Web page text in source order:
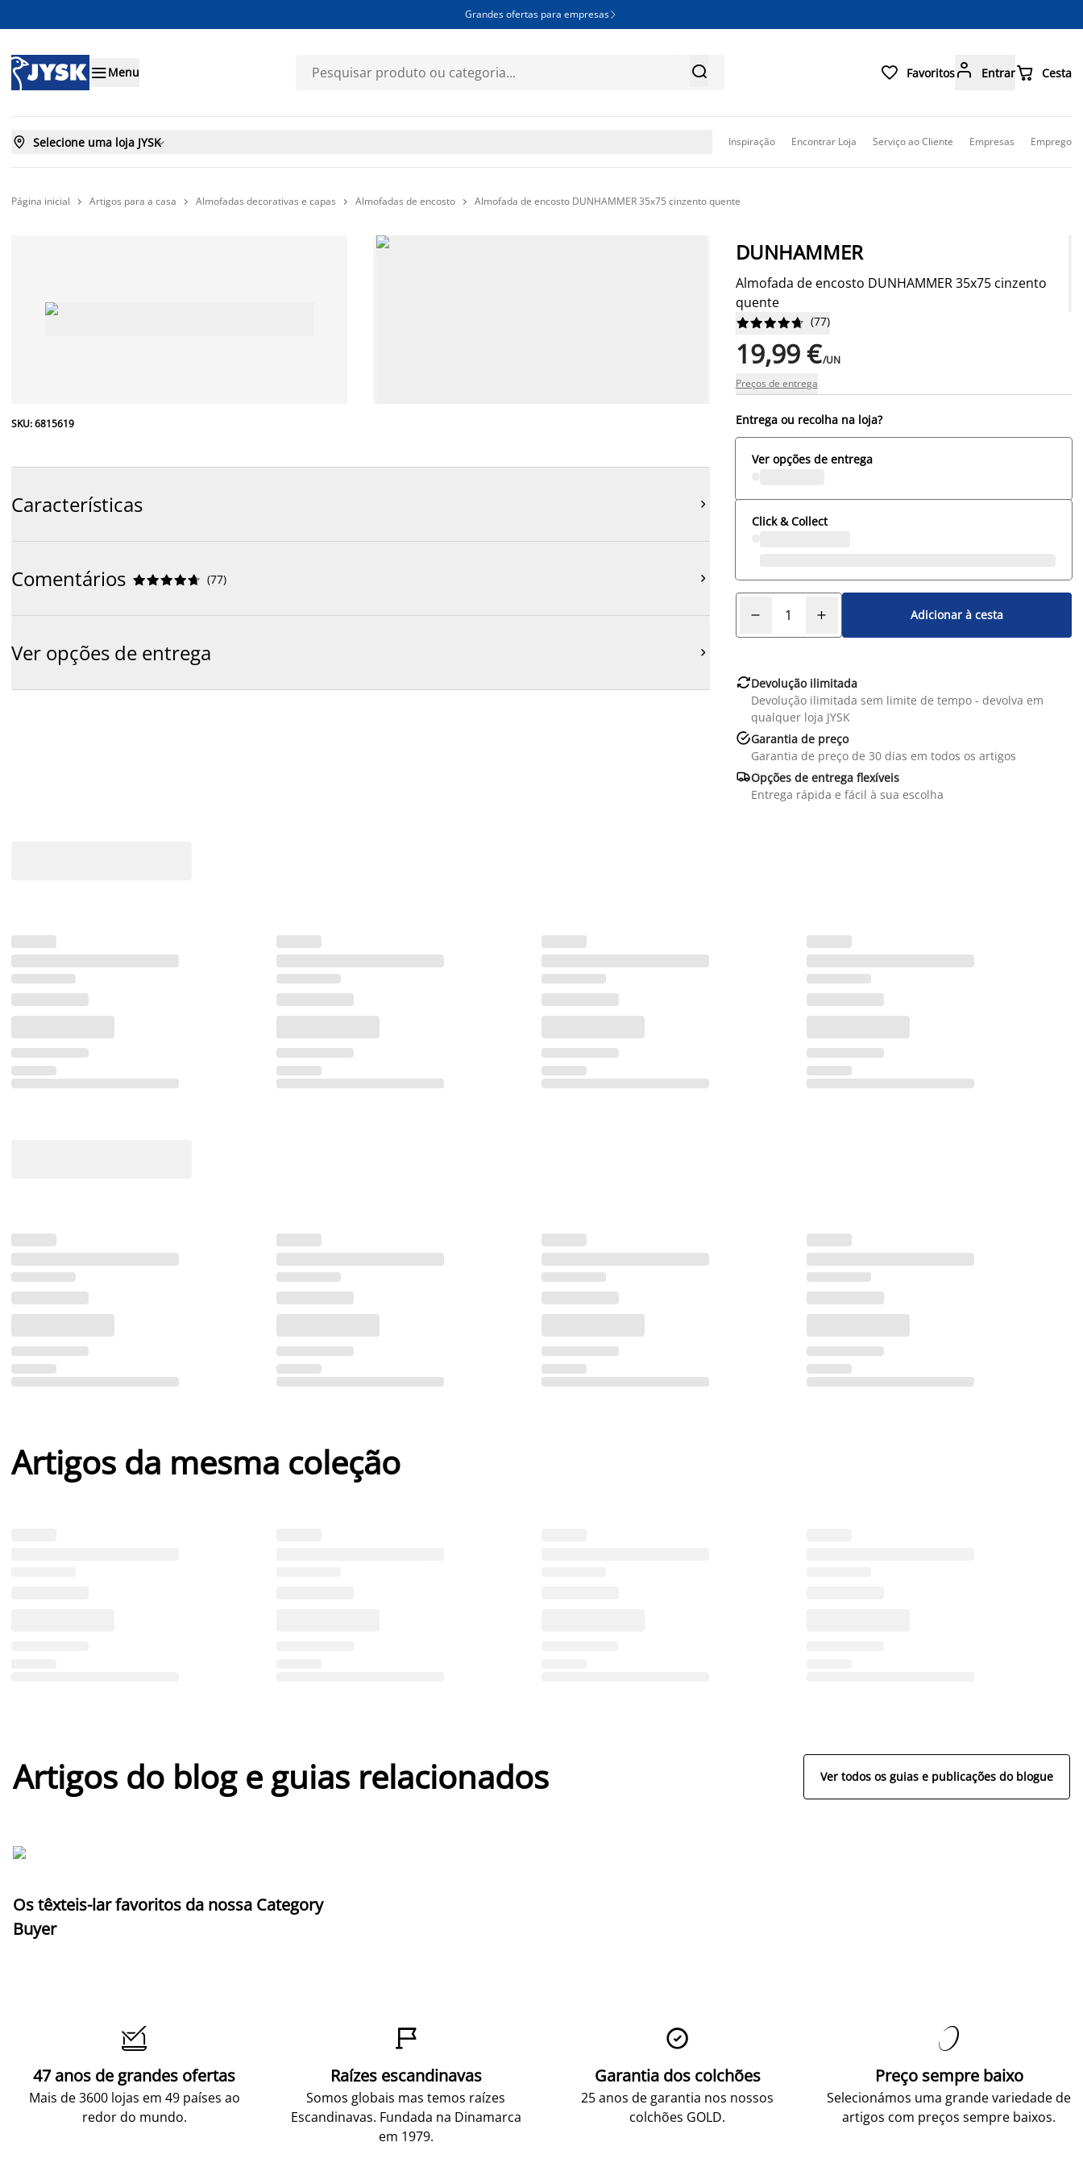
Grandes ofertas para empresas 
Menu   Favoritos Entrar Cesta
 Selecione uma loja JYSK Inspiração Encontrar Loja Serviço ao Cliente Empresas Emprego
Página inicial  Artigos para a casa  Almofadas decorativas e capas  Almofadas de encosto  Almofada de encosto DUNHAMMER 35x75 cinzento quente
SKU: 6815619
Características 
Comentários 




 (77) 
Ver opções de entrega 
DUNHAMMER
Almofada de encosto DUNHAMMER 35x75 cinzento
quente





 (77)
19,99 €/UN
Preços de entrega
Entrega ou recolha na loja?
Ver opções de entrega
Click & Collect
Adicionar à cesta
Devolução ilimitada
Devolução ilimitada sem limite de tempo - devolva em
qualquer loja JYSK
Garantia de preço
Garantia de preço de 30 dias em todos os artigos
Opções de entrega flexíveis
Entrega rápida e fácil à sua escolha
Artigos da mesma coleção
Artigos do blog e guias relacionados Ver todos os guias e publicações do blogue
Os têxteis-lar favoritos da nossa Category
Buyer

47 anos de grandes ofertas
Mais de 3600 lojas em 49 países ao
redor do mundo.

Raízes escandinavas
Somos globais mas temos raízes
Escandinavas. Fundada na Dinamarca
em 1979.

Garantia dos colchões
25 anos de garantia nos nossos
colchões GOLD.

Preço sempre baixo
Selecionámos uma grande variedade de
artigos com preços sempre baixos.